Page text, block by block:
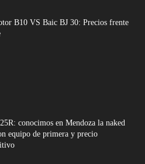
B10 VS Baic BJ 30: Precios frente
conocimos en Mendoza la naked
equipo de primera y precio